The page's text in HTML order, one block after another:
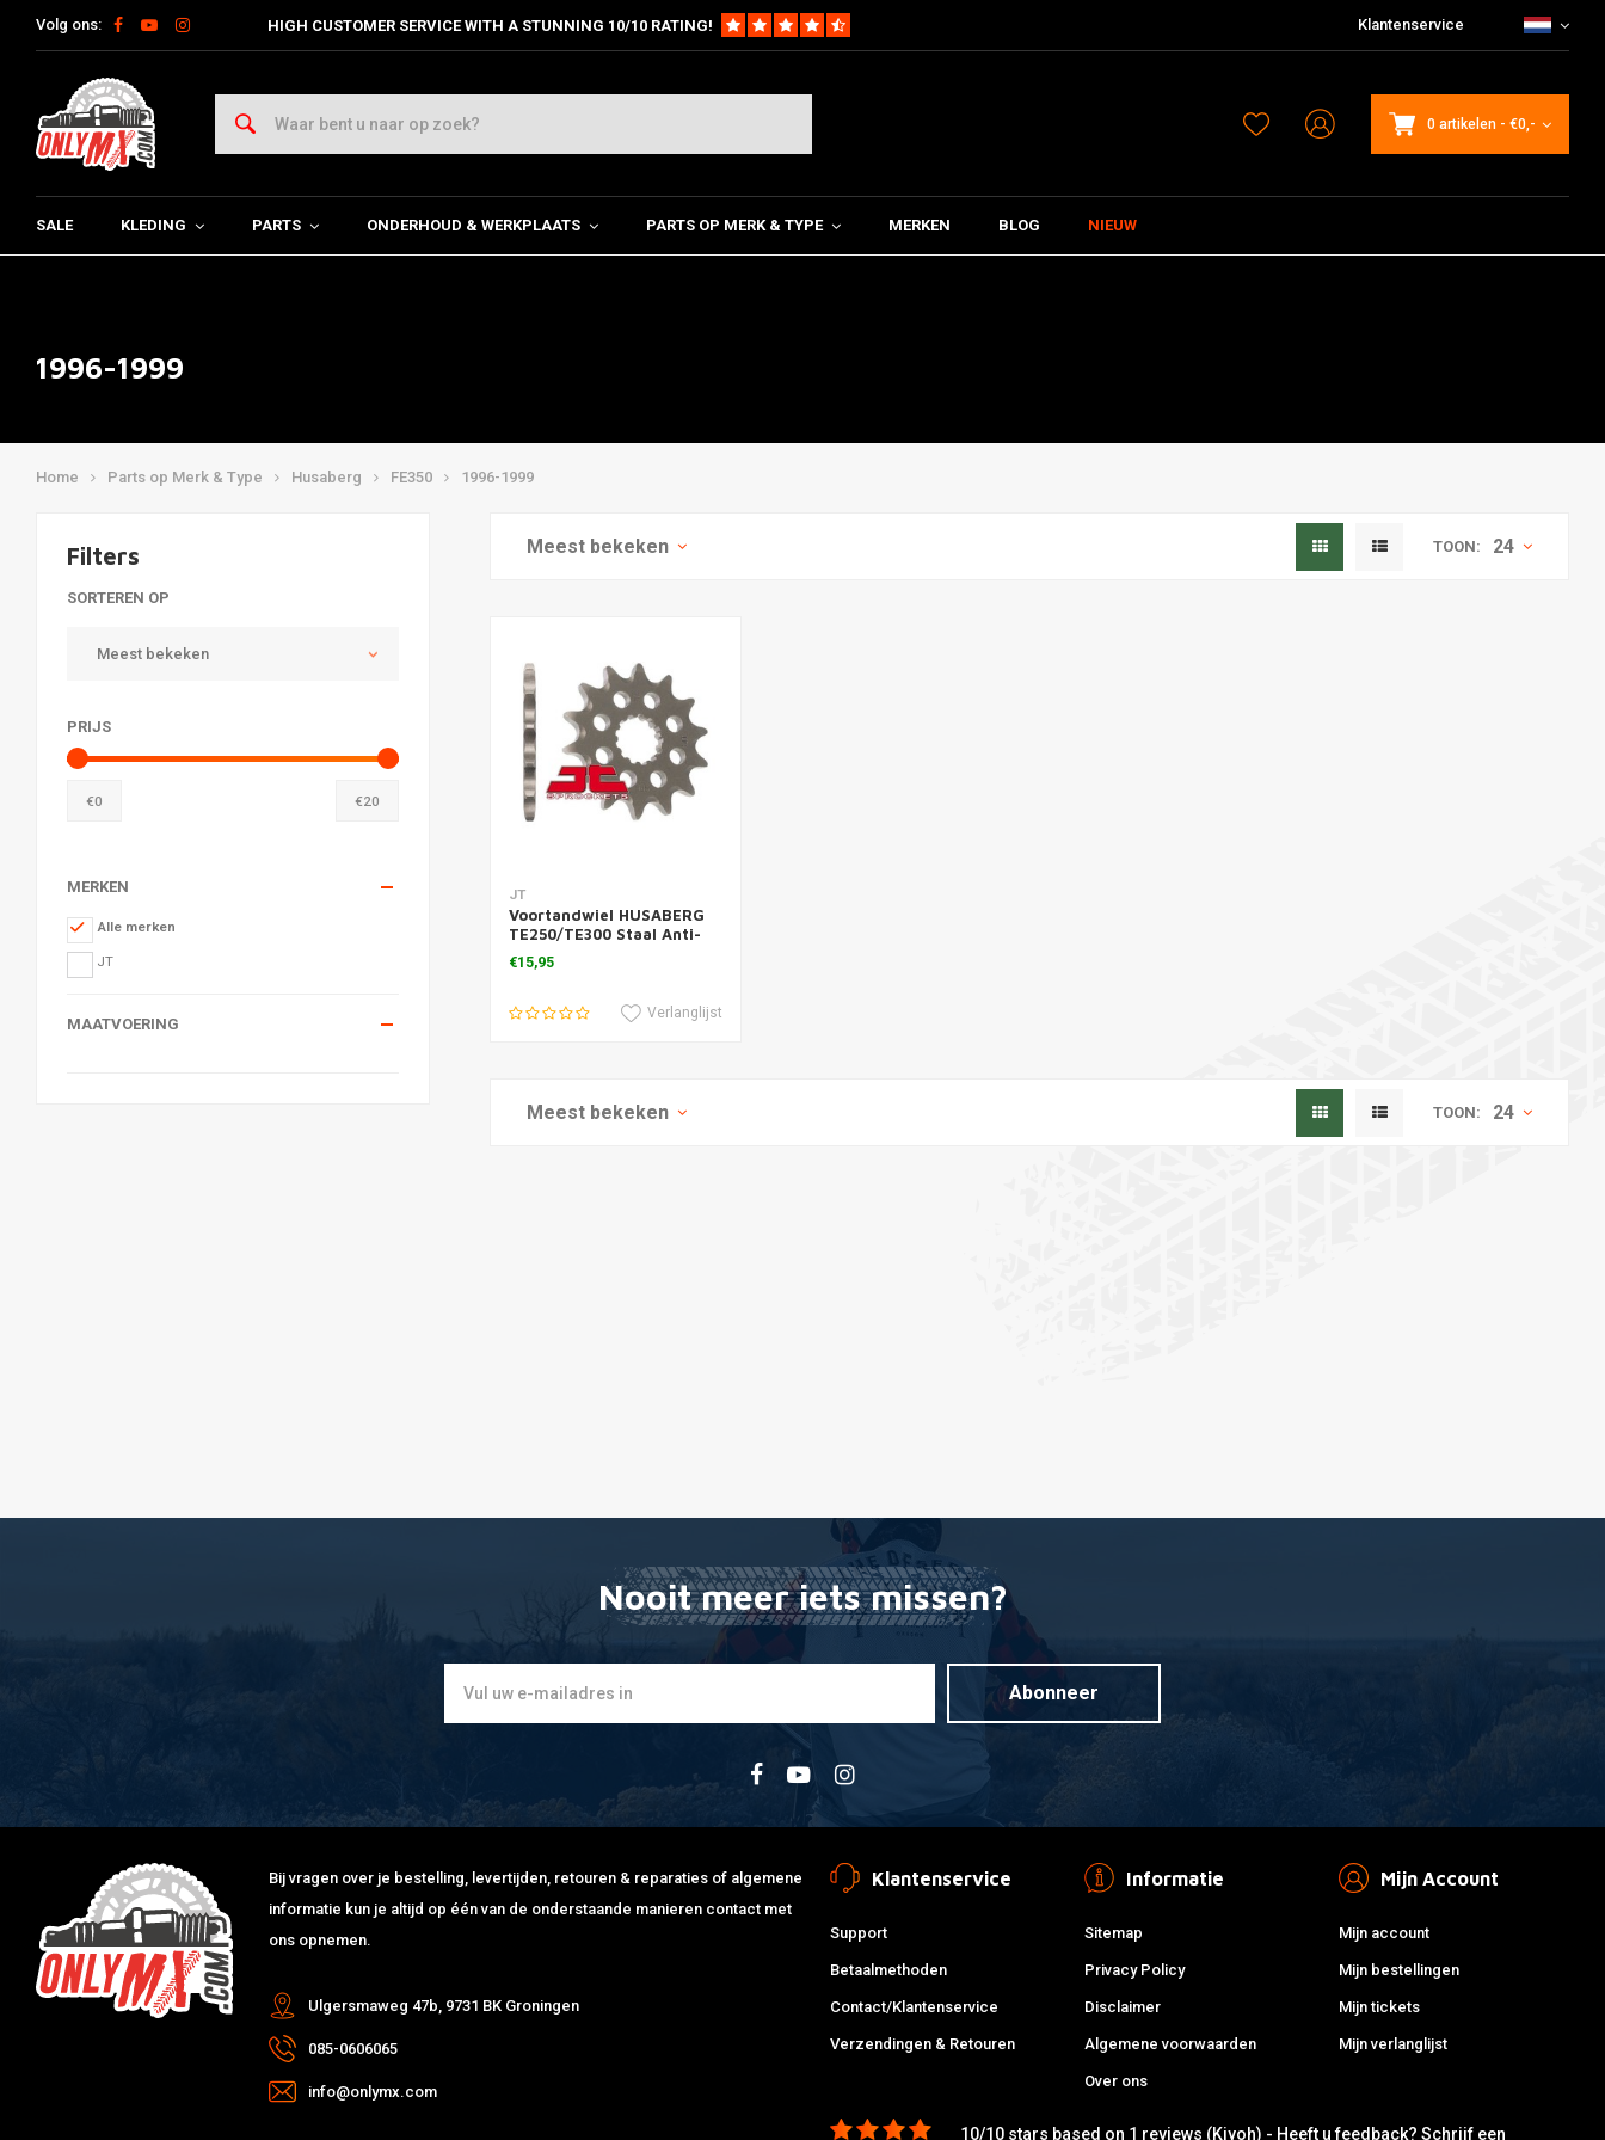
Volg ons: HIGH CUSTOMER SERVICE WITH A STUNNING 10/10 RATING! Klantenservice
0 artikelen - €0,-
SALE KLEDING PARTS ONDERHOUD & WERKPLAATS PARTS OP MERK & TYPE MERKEN BLOG NIEUW
1996-1999
Home Parts op Merk & Type Husaberg FE350 1996-1999
Filters
SORTEREN OP
Meest bekeken
PRIJS
€0 €20
MERKEN
Alle merken
JT
MAATVOERING
Meest bekeken TOON: 24
Toevoegen aan winkelwagen
JT
Voortandwiel HUSABERG
TE250/TE300 Staal Anti-
modder
€15,95
Verlanglijst
Meest bekeken TOON: 24
Nooit meer iets missen?
Abonneer
Bij vragen over je bestelling, levertijden, retouren & reparaties of algemene
informatie kun je altijd op één van de onderstaande manieren contact met
ons opnemen.
Ulgersmaweg 47b, 9731 BK Groningen
085-0606065
info@onlymx.com
Klantenservice
Support
Betaalmethoden
Contact/Klantenservice
Verzendingen & Retouren
Informatie
Sitemap
Privacy Policy
Disclaimer
Algemene voorwaarden
Over ons
Mijn Account
Mijn account
Mijn bestellingen
Mijn tickets
Mijn verlanglijst
10/10 stars based on 1 reviews (Kiyoh) - Heeft u feedback?Schrijf een